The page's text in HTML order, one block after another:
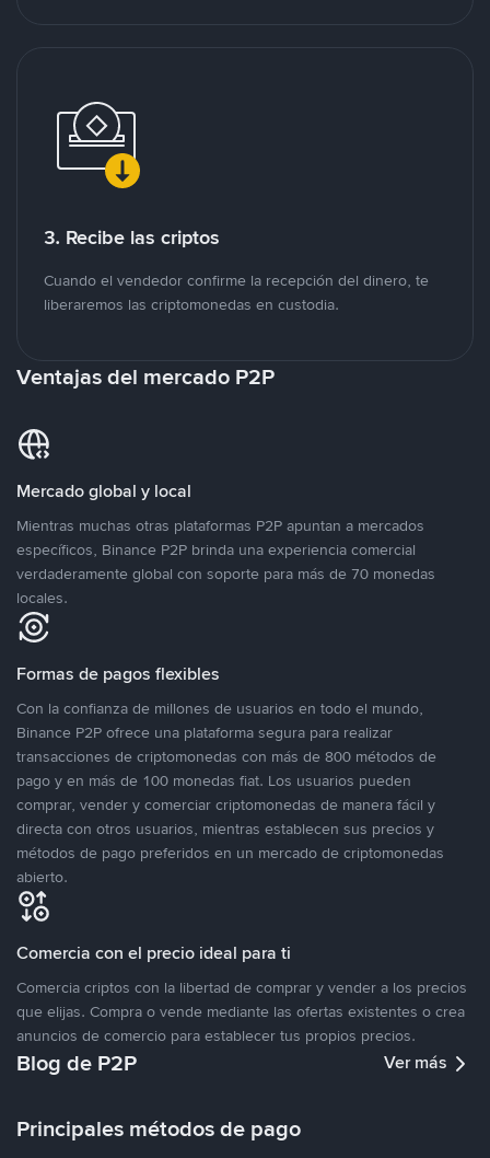
3. Recibe las criptos
Cuando el vendedor confirme la recepción del dinero, te
liberaremos las criptomonedas en custodia.
Ventajas del mercado P2P
Mercado global y local
Mientras muchas otras plataformas P2P apuntan a mercados
específicos, Binance P2P brinda una experiencia comercial
verdaderamente global con soporte para más de 70 monedas
locales.
Formas de pagos flexibles
Con la confianza de millones de usuarios en todo el mundo,
Binance P2P ofrece una plataforma segura para realizar
transacciones de criptomonedas con más de 800 métodos de
pago y en más de 100 monedas fiat. Los usuarios pueden
comprar, vender y comerciar criptomonedas de manera fácil y
directa con otros usuarios, mientras establecen sus precios y
métodos de pago preferidos en un mercado de criptomonedas
abierto.
Comercia con el precio ideal para ti
Comercia criptos con la libertad de comprar y vender a los precios
que elijas. Compra o vende mediante las ofertas existentes o crea
anuncios de comercio para establecer tus propios precios.
Blog de P2P Ver más
Principales métodos de pago